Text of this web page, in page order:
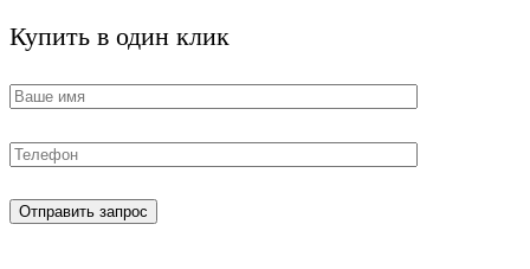
Купить в один клик